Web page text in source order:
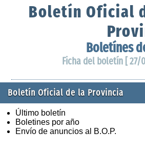
Boletín Oficial
Boletínes
Ficha del boletín [ 27/
Boletín Oficial de la Provincia
Último boletín
Boletines por año
Envío de anuncios al B.O.P.